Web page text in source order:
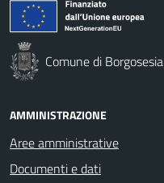
Comune di Borgosesia
AMMINISTRAZIONE
Aree amministrative
Documenti e dati